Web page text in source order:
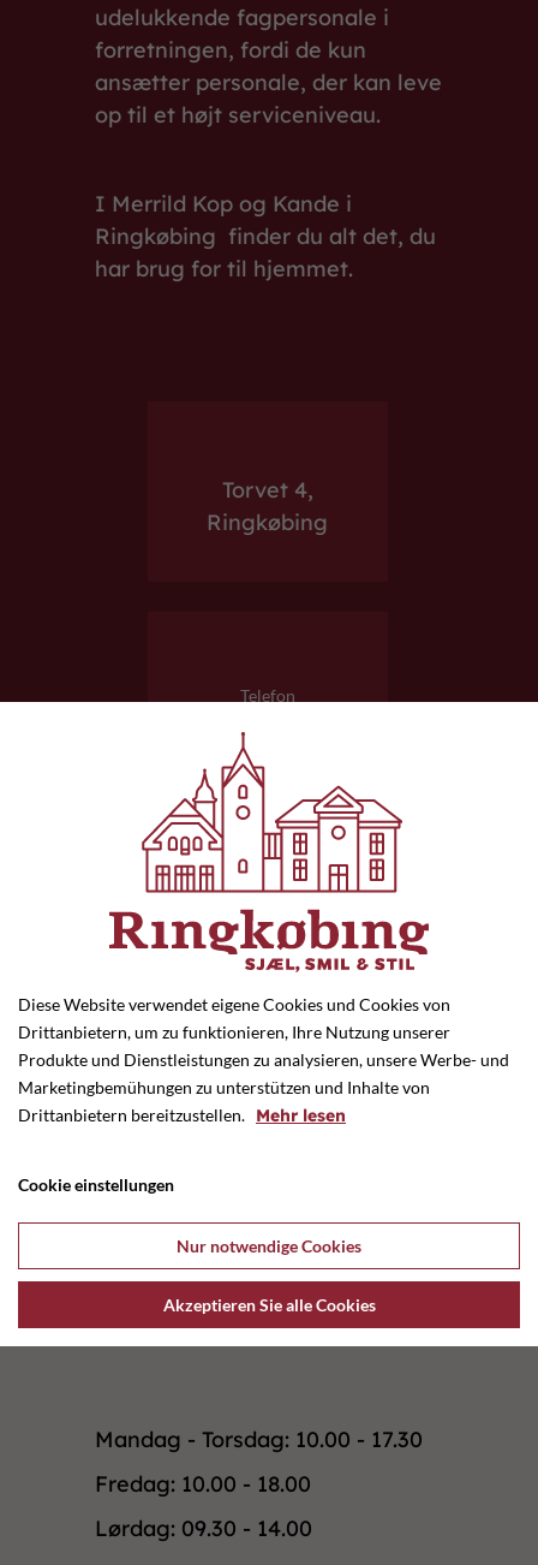
udelukkende fagpersonale i
forretningen, fordi de kun
ansætter personale, der kan leve
op til et højt serviceniveau.
I Merrild Kop og Kande i
Ringkøbing finder du alt det, du
har brug for til hjemmet.
Torvet 4,
Ringkøbing
Telefon
E-mail
flm@kop-
kande.dk
Hjemmeside
Forrige butik Næste butik
Mandag - Torsdag: 10.00 - 17.30
Fredag: 10.00 - 18.00
Lørdag: 09.30 - 14.00
Diese Website verwendet eigene Cookies und Cookies von
Drittanbietern, um zu funktionieren, Ihre Nutzung unserer
Produkte und Dienstleistungen zu analysieren, unsere Werbe- und
Marketingbemühungen zu unterstützen und Inhalte von
Drittanbietern bereitzustellen. Mehr lesen
Cookie einstellungen
Nur notwendige Cookies
Akzeptieren Sie alle Cookies